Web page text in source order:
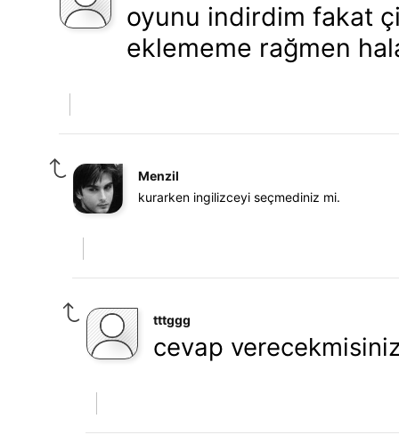
oyunu indirdim fakat
eklememe rağmen
Menzil
kurarken ingilizceyi seçmediniz mi.
tttggg
cevap